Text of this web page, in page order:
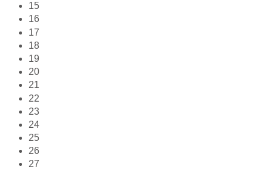
15
16
17
18
19
20
21
22
23
24
25
26
27